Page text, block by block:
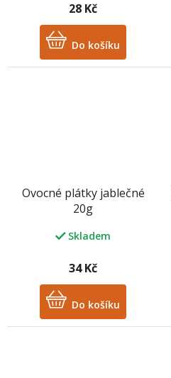
28 Kč
Do košíku
Ovocné plátky jablečné
20g
Skladem
34 Kč
Do košíku